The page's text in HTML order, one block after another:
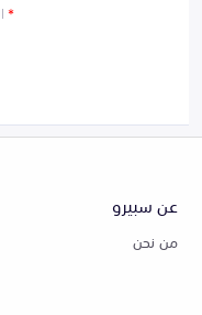
*
عن سبيرو
من نحن